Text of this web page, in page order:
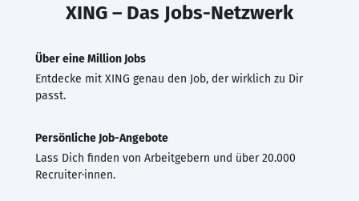
XING – Das Jobs-Netzwerk
Über eine Million Jobs
Entdecke mit XING genau den Job, der wirklich zu Dir
passt.
Persönliche Job-Angebote
Lass Dich finden von Arbeitgebern und über 20.000
Recruiter·innen.